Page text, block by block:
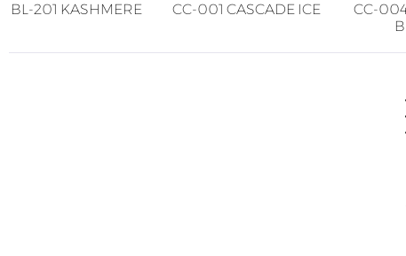
BL-201 KASHMERE CC-001 CASCADE ICE
CC-